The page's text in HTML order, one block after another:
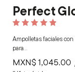
Perfect
5.00
de 5
Ampolletas faciales con
para…
MXN$ 1,045.00